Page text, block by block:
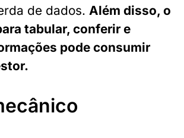
de dados. Além disso, o
tabular, conferir e
pode consumir